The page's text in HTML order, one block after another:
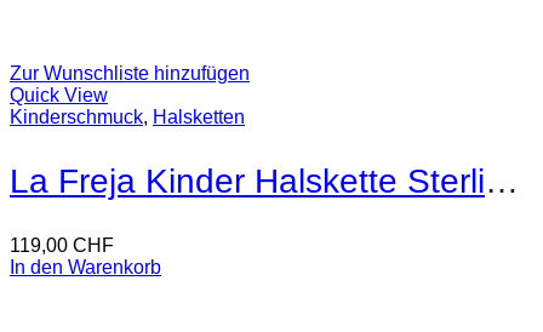
Zur Wunschliste hinzufügen
Quick View
Kinderschmuck, Halsketten
La Freja Kinder Halskette Sterling Silber
119,00 CHF
In den Warenkorb